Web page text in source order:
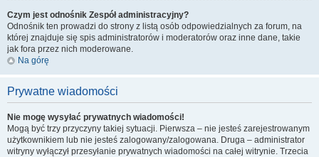
Czym jest odnośnik Zespół administracyjny?
Odnośnik ten prowadzi do strony z listą osób odpowiedzialnych za forum, na
której znajduje się spis administratorów i moderatorów oraz inne dane, takie
jak fora przez nich moderowane.
Na górę
Prywatne wiadomości
Nie mogę wysyłać prywatnych wiadomości!
Mogą być trzy przyczyny takiej sytuacji. Pierwsza – nie jesteś zarejestrowanym
użytkownikiem lub nie jesteś zalogowany/zalogowana. Druga – administrator
witryny wyłączył przesyłanie prywatnych wiadomości na całej witrynie. Trzecia